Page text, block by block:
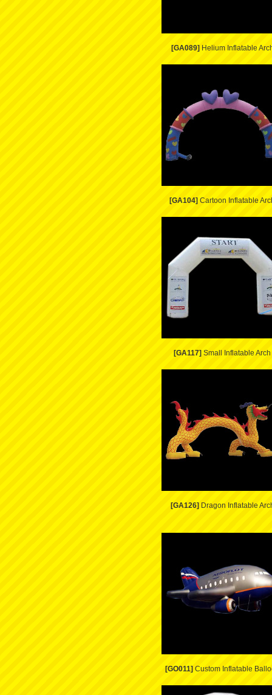
[GA089] Helium Inflatable
[GA104] Cartoon Inflatable
[GA117] Small Inflatable Arch
[GA126] Dragon Inflatable
[GO011] Custom Inflatable